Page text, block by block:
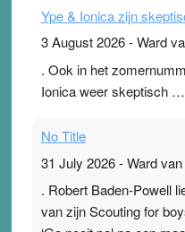
Ype & Ionica zijn
3 August 2026-Ward
. Ook in het
Ionica weer skeptisch …
No Title
31 July 2026-Ward
. Robert Baden-Powell
van zijn Scouting for